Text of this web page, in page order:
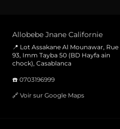
Allobebe Jnane Californie
📍 Lot Assakane Al Mounawar, Rue
93, Imm Tayba 50 (BD Hayfa ain
chock), Casablanca
☎️ 0703196999
🔗 Voir sur Google Maps